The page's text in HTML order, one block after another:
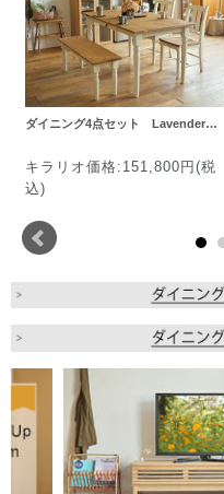
ダイニング4点セット Lavender…
キラリオ価格:151,800円(税
込)